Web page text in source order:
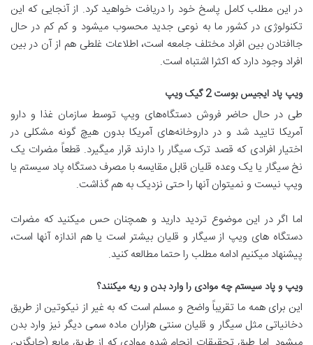
در این مطلب کامل پاسخ خود را دریافت خواهید کرد. از آنجایی که این
تکنولوژی در کشور ما به نوعی جدید محسوب میشود و کم کم در حال
جاافتادن بین افراد مختلف جامعه است، اطلاعات غلطی هم از آن در بین
افراد وجود دارد که اکثرا اشتباه است.
ویپ پاد ایجیس بوست 2 گیک ویپ
طی در حال حاضر فروش دستگاه‌های ویپ توسط سازمان غذا و دارو
آمریکا تایید شد و در داروخانه‌های آمریکا بدون هیچ گونه مشکلی در
اختیار افرادی که قصد ترک سیگار را دارند قرار میگیرد. قطعاً مضرات یک
نخ سیگار یا یک وعده قلیان قابل مقایسه با مصرف دستگاه پاد سیستم یا
ویپ نیست و نمیتوان آنها را حتی نزدیک به هم گذاشت.
اما اگر در این موضوع تردید دارید و همچنان حس میکنید که مضرات
دستگاه های ویپ از سیگار و قلیان بیشتر است یا هم اندازه آنها است،
پیشنهاد میکنیم ادامه مطلب را حتما مطالعه کنید.
ویپ و پاد سیستم چه موادی را وارد بدن و ریه میکنند؟
این برای همه ما تقریباً واضح و مسلم است که به غیر از نیکوتین از طریق
دخانیاتی مثل سیگار و قلیان سنتی هزاران ماده سمی دیگر نیز وارد بدن